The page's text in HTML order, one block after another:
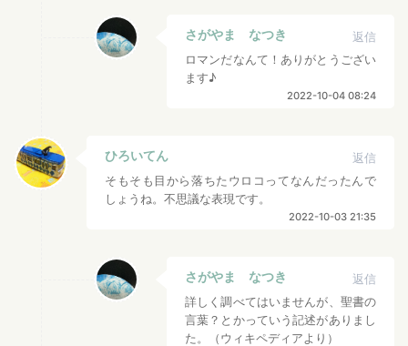
さがやま なつき
返信
ロマンだなんて！ありがとうござい
ます♪
2022-10-04 08:24
ひろいてん
返信
そもそも目から落ちたウロコってなんだったんで
しょうね。不思議な表現です。
2022-10-03 21:35
さがやま なつき
返信
詳しく調べてはいませんが、聖書の
言葉？とかっていう記述がありまし
た。（ウィキペディアより）